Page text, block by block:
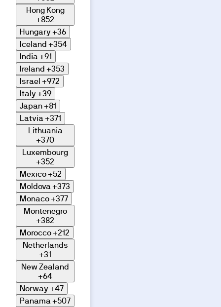
Hong Kong
+852
Hungary +36
Iceland +354
India +91
Ireland +353
Israel +972
Italy +39
Japan+81
Latvia +371
Lithuania
+370
Luxembourg
+352
Mexico+52
Moldova +373
Monaco+377
Montenegro
+382
Morocco+212
Netherlands
+31
New Zealand
+64
Norway +47
Panama +507